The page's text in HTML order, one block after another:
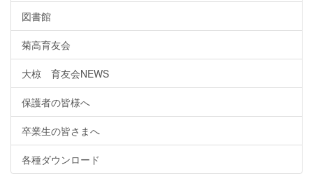
図書館
菊高育友会
大椋 育友会NEWS
保護者の皆様へ
卒業生の皆さまへ
各種ダウンロード